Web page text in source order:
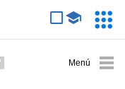
avanzada